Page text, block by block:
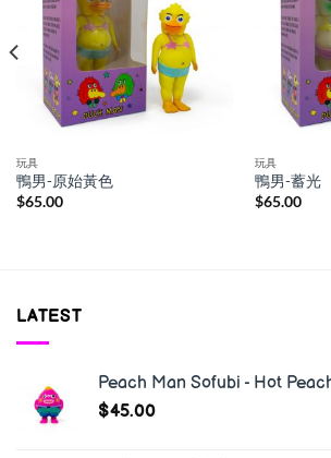
玩具
鴨男-原始黃色
$65.00
玩具
鴨男-蓄光
$65.00
LATEST
Peach Man Sofubi - Hot
$45.00